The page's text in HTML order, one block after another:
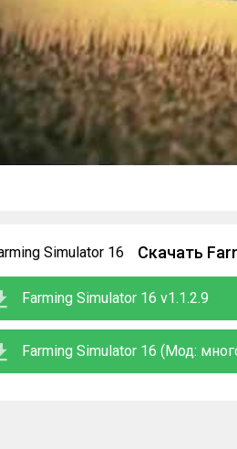
Скачать
Farming Simulator 16 v1.1.2.9
Farming Simulator 16 (Мод: